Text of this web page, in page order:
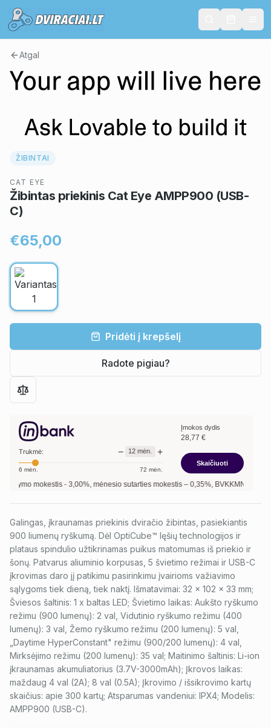
Atgal
ŽIBINTAI
CAT EYE
Žibintas priekinis Cat Eye AMPP900 (USB-
C)
€65,00
Pridėti į krepšelį
Radote pigiau?
Trukmė: − 12 mėn. +
6 mėn. 72 mėn.
Įmokos dydis
28,77 €
Skaičiuoti
mokestis -3,00 %, mėnesio sutarties mokestis –0,35%, BVKKMN –30,27
Galingas, įkraunamas priekinis dviračio žibintas, pasiekiantis
900 liumenų ryškumą. Dėl OptiCube™ lęšių technologijos ir
plataus spindulio užtikrinamas puikus matomumas iš priekio ir
šonų. Patvarus aliuminio korpusas, 5 švietimo režimai ir USB-C
įkrovimas daro jį patikimu pasirinkimu įvairioms važiavimo
sąlygoms tiek dieną, tiek naktį. Išmatavimai: 32 x 102 x 33 mm;
Šviesos šaltinis: 1 x baltas LED; Švietimo laikas: Aukšto ryškumo
režimu (900 lumenų): 2 val, Vidutinio ryškumo režimu (400
lumenų): 3 val, Žemo ryškumo režimu (200 lumenų): 5 val,
„Daytime HyperConstant" režimu (900/200 lumenų): 4 val,
Mirksėjimo režimu (200 lumenų): 35 val; Maitinimo šaltinis: Li-ion
įkraunamas akumuliatorius (3.7V-3000mAh); Įkrovos laikas:
maždaug 4 val (2A); 8 val (0.5A); Įkrovimo / išsikrovimo kartų
skaičius: apie 300 kartų; Atsparumas vandeniui: IPX4; Modelis:
AMPP900 (USB-C).